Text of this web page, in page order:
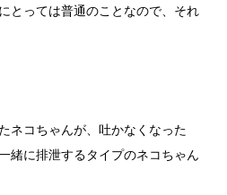
とっては普通のことなので、それ
ネコちゃんが、吐かなくなった
緒に排泄するタイプのネコちゃん